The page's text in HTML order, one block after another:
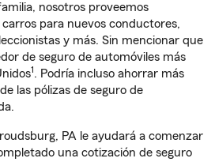
nosotros proveemos
para nuevos conductores,
y más. Sin mencionar que
de seguro de automóviles más
1 . Podría incluso ahorrar más
las pólizas de seguro de
PA le ayudará a comenzar
una cotización de seguro